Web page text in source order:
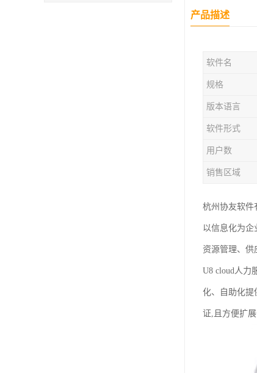
产品描述
软件名
规格
版本语言
软件形式
用户数
销售区域
杭州协友软件
以信息化为企
资源管理、供
U8 cloud人力
化、自助化提
证,且方便扩展